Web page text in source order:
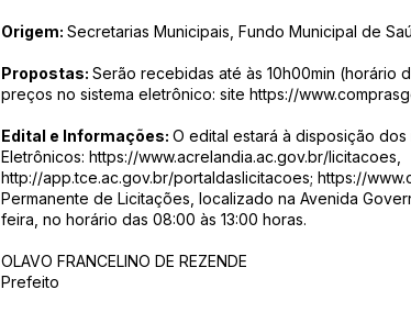
Origem: Secretarias Municipais, Fundo Municipal de
Propostas: Serão recebidas até às 10h00min (horário
preços no sistema eletrônico: site https://
Edital e Informações: O edital estará à disposição dos
Eletrônicos: https://www.acrelandia.ac.gov.br/licitacoes,
http://app.tce.ac.gov.br/portaldaslicitacoes; https://
Permanente de Licitações, localizado na Avenida
feira, no horário das 08:00 às 13:00 horas.
OLAVO FRANCELINO DE REZENDE
Prefeito